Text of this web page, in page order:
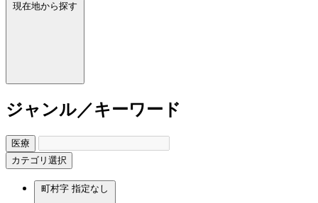
現在地から探す
ジャンル／キーワード
医療
カテゴリ選択
町村字 指定なし